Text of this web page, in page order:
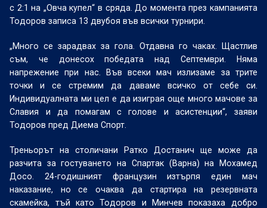
с 2:1 на „Овча купел“ в сряда. До момента през кампанията
Тодоров записа 13 двубоя във всички турнири.
„Много се зарадвах за гола. Отдавна го чаках. Щастлив
съм, че донесох победата над Септември. Няма
напрежение при нас. Във всеки мач излизаме за трите
точки и се стремим да даваме всичко от себе си.
Индивидуалната ми цел е да изиграя още много мачове за
Славия и да помагам с голове и асистенции“, заяви
Тодоров пред Диема Спорт.
Треньорът на столичани Ратко Достанич ще може да
разчита за гостуването на Спартак (Варна) на Мохамед
Досо. 24-годишният французин изтърпя един мач
наказание, но се очаква да стартира на резервната
скамейка, тъй като Тодоров и Минчев показаха добро